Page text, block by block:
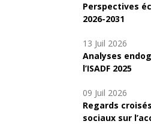
Perspectives
2026-2031
13 Juil 2026
Analyses
l’ISADF 2025
09 Juil 2026
Regards
sociaux sur